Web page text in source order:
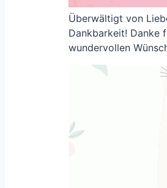
Überwältigt von
Dankbarkeit! Danke
wundervollen